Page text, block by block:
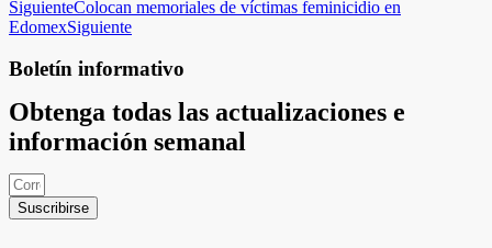
SiguienteColocan memoriales de víctimas feminicidio en
EdomexSiguiente
Boletín informativo
Obtenga todas las actualizaciones e
información semanal
Suscribirse